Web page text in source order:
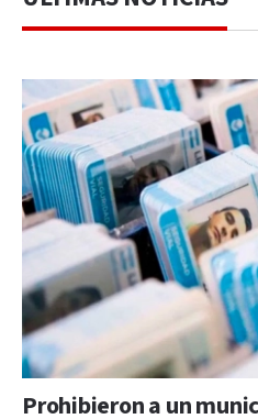
Prohibieron a un